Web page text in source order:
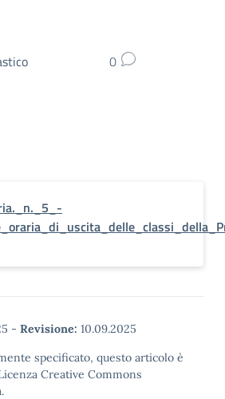
0
- Revisione: 10.09.2025
specificato, questo articolo è
Creative Commons